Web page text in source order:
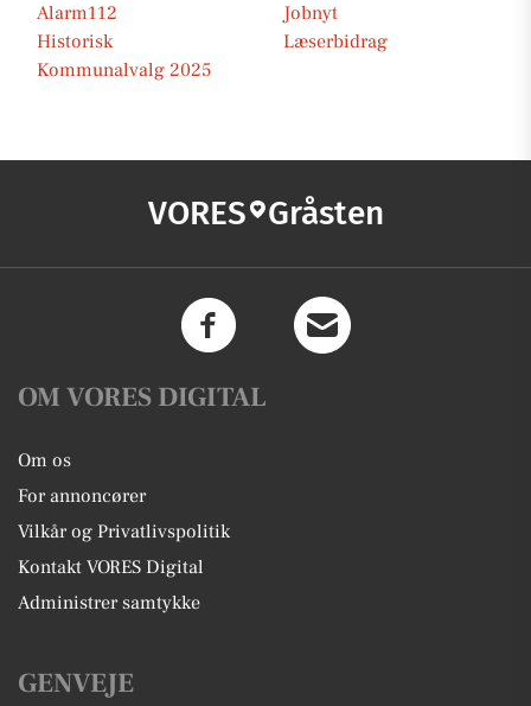
Alarm112
Jobnyt
Historisk
Læserbidrag
Kommunalvalg 2025
VORES Gråsten
OM VORES DIGITAL
Om os
For annoncører
Vilkår og Privatlivspolitik
Kontakt VORES Digital
Administrer samtykke
GENVEJE